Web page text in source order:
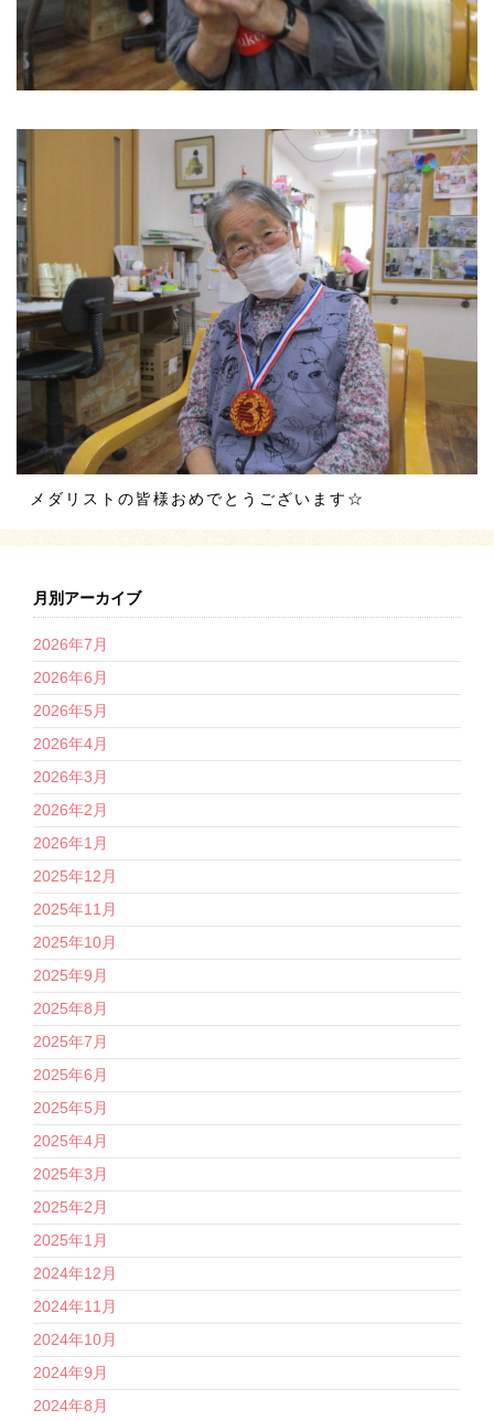
メダリストの皆様おめでとうございます☆
月別アーカイブ
2026年7月
2026年6月
2026年5月
2026年4月
2026年3月
2026年2月
2026年1月
2025年12月
2025年11月
2025年10月
2025年9月
2025年8月
2025年7月
2025年6月
2025年5月
2025年4月
2025年3月
2025年2月
2025年1月
2024年12月
2024年11月
2024年10月
2024年9月
2024年8月